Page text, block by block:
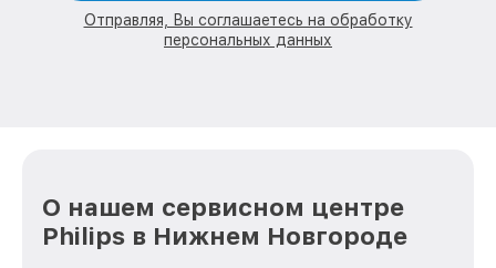
Отправляя, Вы соглашаетесь на обработку
персональных данных
О нашем сервисном центре
Philips в Нижнем Новгороде